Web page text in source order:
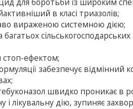
в класі триазолів;
вираженою системною дією;
багатьох
ефектом;
забезпечує
швидко проникає в
і лікувальну дію, зупиняє